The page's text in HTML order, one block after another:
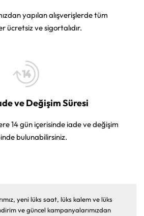
yapılan alışverişlerde tüm
ücretsiz ve sigortalıdır.
ve Değişim Süresi
14 gün içerisinde iade ve değişim
bulunabilirsiniz.
yeni lüks saat, lüks kalem ve lüks
ve güncel kampanyalarımızdan